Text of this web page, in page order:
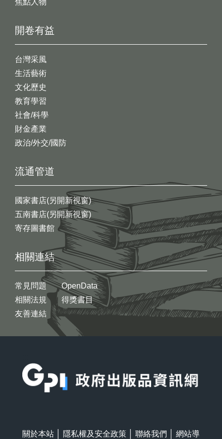
開卷有益
台灣采風
生活藝術
文化歷史
教育學習
社會/科學
財金產業
政治/外交/國防
焦點人物
流通管道
國家書店(另開新視窗)
五南書店(另開新視窗)
寄存圖書館
相關連結
常見問題
相關法規
友善連結
OpenData
得獎書目
關於本站 隱私權及安全政策 聯絡我們
網站導